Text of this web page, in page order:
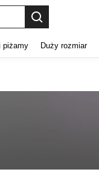
piżamy Duży rozmiar